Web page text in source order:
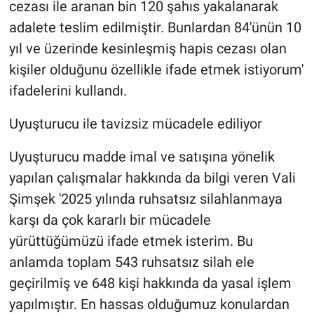
cezası ile aranan bin 120 şahıs yakalanarak
adalete teslim edilmiştir. Bunlardan 84'ünün 10
yıl ve üzerinde kesinleşmiş hapis cezası olan
kişiler olduğunu özellikle ifade etmek istiyorum'
ifadelerini kullandı.
Uyuşturucu ile tavizsiz mücadele ediliyor
Uyuşturucu madde imal ve satışına yönelik
yapılan çalışmalar hakkında da bilgi veren Vali
Şimşek '2025 yılında ruhsatsız silahlanmaya
karşı da çok kararlı bir mücadele
yürüttüğümüzü ifade etmek isterim. Bu
anlamda toplam 543 ruhsatsız silah ele
geçirilmiş ve 648 kişi hakkında da yasal işlem
yapılmıştır. En hassas olduğumuz konulardan